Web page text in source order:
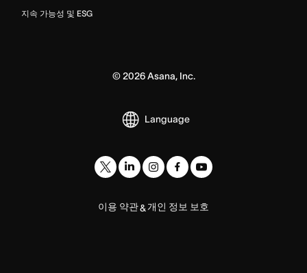
지속 가능성 및 ESG
© 2026Asana, Inc.
Language
이용 약관& 개인 정보 보호